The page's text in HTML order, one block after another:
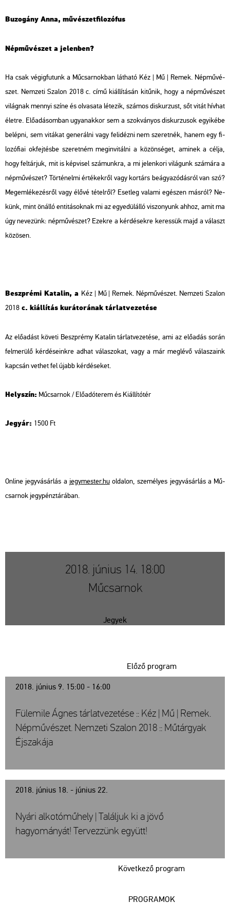
Bu­zo­gány Anna, mű­vé­szet­fi­lo­zó­fus
Nép­mű­vé­szet a je­len­ben?
Ha csak vé­gig­fu­tunk a Mű­csar­nok­ban lát­ha­tó Kéz | Mű | Remek. Nép­mű­vé­
szet. Nem­ze­ti Sza­lon 2018 c. című ki­ál­lí­tá­sán ki­tű­nik, hogy a nép­mű­vé­szet
vi­lág­nak mennyi színe és ol­va­sa­ta lé­te­zik, szá­mos dis­kur­zust, sőt vitát hív­hat
élet­re. Elő­adá­som­ban ugyan­ak­kor sem a szok­vá­nyos dis­kur­zu­sok egyi­ké­be
be­lép­ni, sem vi­tá­kat ge­ne­rál­ni vagy fel­idéz­ni nem sze­ret­nék, hanem egy fi­
lo­zó­fi­ai ok­fej­tés­be sze­ret­ném meg­in­vi­tál­ni a kö­zön­sé­get, ami­nek a célja,
hogy fel­tár­juk, mit is kép­vi­sel szá­munk­ra, a mi je­len­ko­ri vi­lá­gunk szá­má­ra a
nép­mű­vé­szet? Tör­té­nel­mi ér­té­kek­ről vagy kor­társ be­ágya­zó­dás­ról van szó?
Meg­em­lé­ke­zés­ről vagy élővé té­tel­ről? Eset­leg va­la­mi egé­szen más­ról? Ne­
künk, mint ön­ál­ló en­ti­tá­sok­nak mi az egye­dül­ál­ló vi­szo­nyunk ahhoz, amit ma
úgy ne­ve­zünk: nép­mű­vé­szet? Ezek­re a kér­dé­sek­re ke­res­sük majd a vá­laszt
kö­zö­sen.
Beszp­ré­mi Ka­ta­lin, a Kéz | Mű | Remek. Nép­mű­vé­szet. Nem­ze­ti Sza­lon
2018 c. ki­ál­lí­tás ku­rá­to­rá­nak tár­lat­ve­ze­té­se
Az elő­adást kö­ve­ti Beszp­rémy Ka­ta­lin tár­lat­ve­ze­té­se, ami az elő­adás során
fel­me­rü­lő kér­dé­se­ink­re adhat vá­la­szo­kat, vagy a már meg­lé­vő vá­la­sza­ink
kap­csán vet­het fel újabb kér­dé­se­ket.
Hely­szín: Mű­csar­nok / Elő­adó­te­rem és Ki­ál­lí­tó­tér
Jegy­ár: 1500 Ft
On­line jegy­vá­sár­lás a jegy­mes­ter.huol­da­lon, sze­mé­lyes jegy­vá­sár­lás a Mű­
csar­nok jegy­pénz­tá­rá­ban.
2018. június 14. 18:00
Műcsarnok
Jegyek
2018. június 9. 15:00 - 16:00
Előző program
Fülemile Ágnes tárlatvezetése :: Kéz | Mű | Remek.
Népművészet. Nemzeti Szalon 2018 :: Műtárgyak
Éjszakája
2018. június 18. - június 22.
Következő program
Nyári alkotóműhely | Találjuk ki a jövő
hagyományát! Tervezzünk együtt!
PROGRAMOK